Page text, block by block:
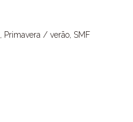
, Primavera / verão, SMF